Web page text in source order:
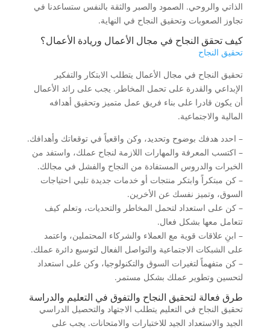
الذاتي والروحي. الصمود والصبر والثقة بالنفس ستساعدنا في
تجاوز الصعوبات وتحقيق النجاح في النهاية.
كيف تحقق النجاح في مجال الأعمال وريادة الأعمال؟
تحقيق النجاح
تحقيق النجاح في مجال الأعمال يتطلب الابتكار والتفكير
الإبداعي والقدرة على تحمل المخاطر. يجب على رائد الأعمال
أن يكون قادرا على بناء فريق عمل متميز وتحقيق أهدافه
المالية والاجتماعية.
– احدد هدفك بوضوح وتحديد، وكن واقعياً في توقعاتك وأهدافك.
– اكتسب المعرفة والمهارات اللازمة لنجاح عملك، واستفد من
الخبرات والدروس المستفادة من النجاح والفشل في مجالك.
– كن مبتكراً وابتكر منتجات أو خدمات جديدة تلبي احتياجات
السوق، وتميز نفسك عن الأخرين.
– كن على استعداد لتحمل المخاطر والتحديات، وتعلم كيف
تتعامل معها بشكل فعال.
– ابنِ علاقات قوية مع العملاء والشركاء المحتملين، واعتمد
على الشبكات الاجتماعية والتواصل الفعال لتوسيع دائرة عملك.
– كن متفهماً لتغيرات السوق والتكنولوجيا، وكن على استعداد
لتحسين وتطوير عملك بشكل مستمر.
طرق فعالة لتحقيق النجاح والتفوق في التعليم والدراسة
تحقيق النجاح في التعليم يتطلب الاجتهاد والتحصيل الدراسي
الجيد والاستعداد الجيد للاختبارات والامتحانات. يجب على